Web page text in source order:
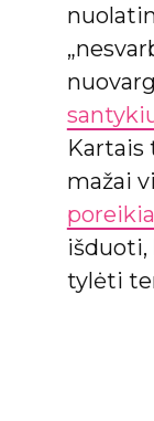
Kartais
mažai
išduoti,
tylėti